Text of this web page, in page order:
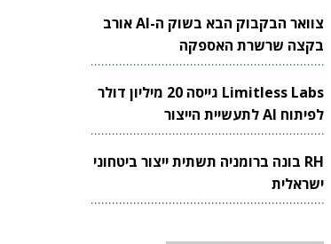
צוואר הבקבוק הבא בשוק ה-AI אורב
בקצה שרשרת האספקה
Limitless Labs גייסה 20 מיליון דולר
לפיתוח AI לתעשיית הייצור
RH בונה ברומניה תשתית ייצור ביטחוני
ישראלית